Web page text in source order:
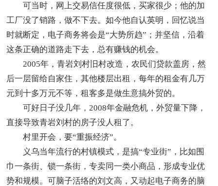
可当时，网上交易信任度很低，买家很少；他的加
工厂没了销路，做不下去。如今他自认英明，回忆说当
时就断定，电子商务将会是“大势所趋”；并坚信，沿着
这条正确的道路走下去，总有赚钱的机会。
2005年，青岩刘村旧村改造，农民们贷款盖房，然
后一层留给自家住，其他楼层出租，每年的租金有几万
元到十多万元不等，租客多是做生意搞外贸的。
可好日子没几年，2008年金融危机，外贸量下降，
直接导致青岩刘村的房子没人租了。
村里开会，要“重振经济”。
义乌当年流行的村镇模式，是搞“专业街”，比如围
巾一条街、锁一条街，专卖同一类小商品，形成专业优
势和规模。可脑子活络的刘文高，又动起电子商务的脑